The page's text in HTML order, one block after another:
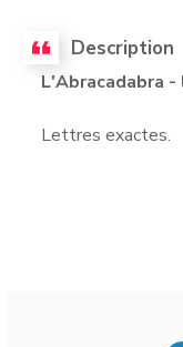
Description
L'Abracadabra
Lettres exactes.